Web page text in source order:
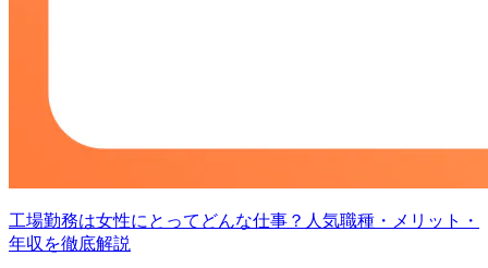
工場勤務は女性にとってどんな仕事？人気職種・メリット・
年収を徹底解説